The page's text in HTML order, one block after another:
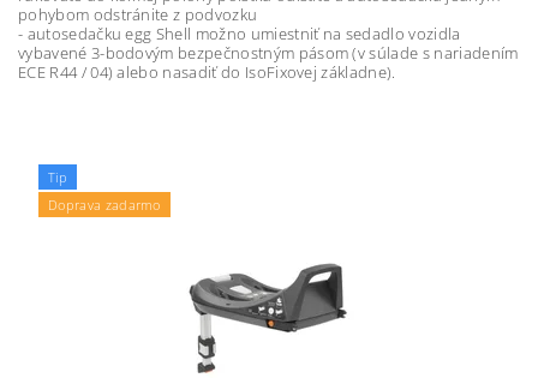
pohybom odstránite z podvozku
- autosedačku egg Shell možno umiestniť na sedadlo vozidla
vybavené 3-bodovým bezpečnostným pásom (v súlade s nariadením
ECE R44 / 04) alebo nasadiť do IsoFixovej základne).
Tip
Doprava zadarmo